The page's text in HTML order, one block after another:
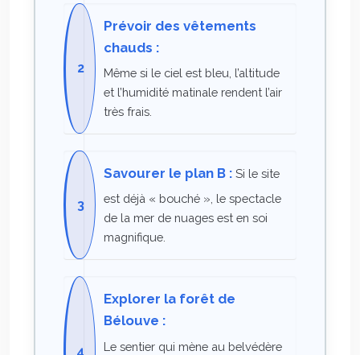
Prévoir des vêtements
chauds :
Même si le ciel est bleu, l’altitude
et l’humidité matinale rendent l’air
très frais.
Savourer le plan B : Si le site
est déjà « bouché », le spectacle
de la mer de nuages est en soi
magnifique.
Explorer la forêt de
Bélouve :
Le sentier qui mène au belvédère